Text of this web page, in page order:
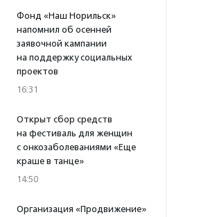
Фонд «Наш Норильск»
напомнил об осенней
заявочной кампании
на поддержку социальных
проектов
16:31
Открыт сбор средств
на фестиваль для женщин
с онкозаболеваниями «Еще
краше в танце»
14:50
Организация «Продвижение»